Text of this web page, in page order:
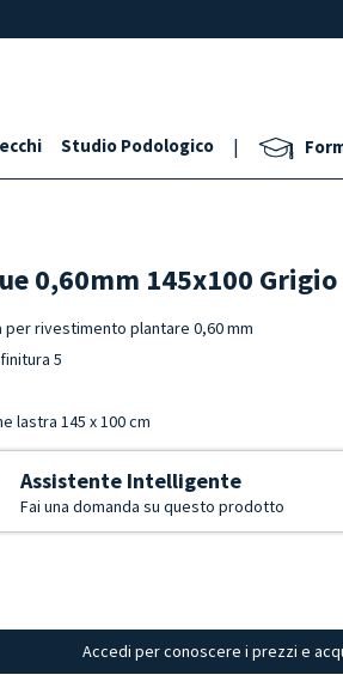
Studio Podologico |
0,60mm 145x100 Grigio
per rivestimento plantare 0,60 mm
5
lastra 145 x 100 cm
Assistente Intelligente
Fai una domanda su questo prodotto
Accedi per conoscere i prezzi e